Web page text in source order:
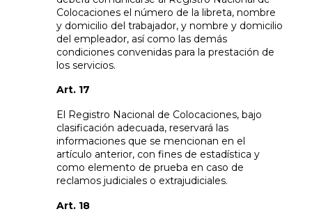
Colocaciones el número de la libreta, nombre
y domicilio del trabajador, y nombre y domicilio
del empleador, así como las demás
condiciones convenidas para la prestación de
los servicios.
Art. 17
El Registro Nacional de Colocaciones, bajo
clasificación adecuada, reservará las
informaciones que se mencionan en el
artículo anterior, con fines de estadística y
como elemento de prueba en caso de
reclamos judiciales o extrajudiciales.
Art. 18